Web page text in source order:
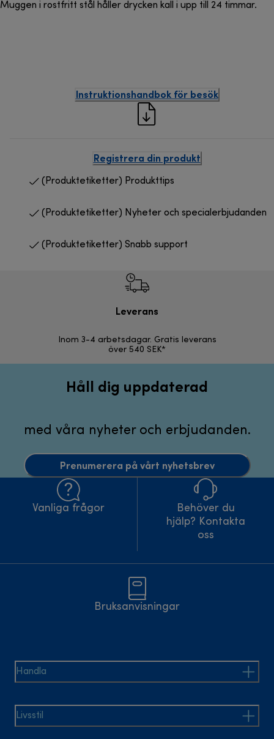
Muggen i rostfritt stål håller drycken kall i upp till 24 timmar.
Instruktionshandbok för besök
Registrera din produkt
(Produktetiketter) Produkttips
(Produktetiketter) Nyheter och specialerbjudanden
(Produktetiketter) Snabb support
Leverans
Inom 3-4 arbetsdagar. Gratis leverans
över 540 SEK*
Håll dig uppdaterad
med våra nyheter och erbjudanden.
Prenumerera på vårt nyhetsbrev
Vanliga frågor
Behöver du
hjälp? Kontakta
oss
Bruksanvisningar
Handla
Livsstil